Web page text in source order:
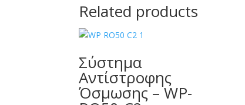
Related products
Σύστημα
Αντίστροφης
Όσμωσης – WP-